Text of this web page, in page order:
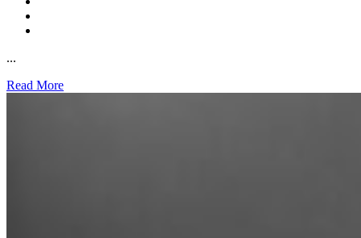
...
Read More